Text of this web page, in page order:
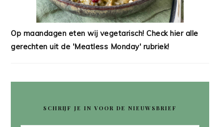
Op maandagen eten wij vegetarisch! Check hier alle
gerechten uit de 'Meatless Monday' rubriek!
SCHRIJF JE IN VOOR DE NIEUWSBRIEF